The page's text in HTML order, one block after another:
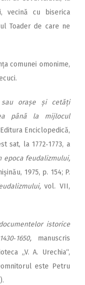
vecină cu biserica
Toader de care ne
comunei omonime,
sau orașe și cetăți
până la mijlocul
Enciclopedică,
sat, la 1772‑1773, a
epoca feudalizmului,
1975, p. 154; P.
vol. VII,
istorice
1430‑1650, manuscris
„V. A. Urechia“,
este Petru